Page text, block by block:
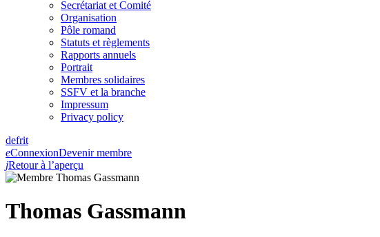
Secrétariat et Comité
Organisation
Pôle romand
Statuts et règlements
Rapports annuels
Portrait
Membres solidaires
SSFV et la branche
Impressum
Privacy policy
defrit
eConnexionDevenir membre
jRetour à l’aperçu
Thomas Gassmann